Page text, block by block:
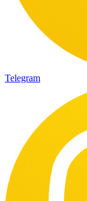
Telegram